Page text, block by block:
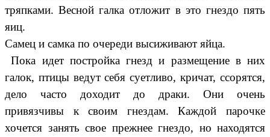
тряпками. Весной галка отложит в это гнездо пять
яиц.
Самец и самка по очереди высиживают яйца.
Пока идет постройка гнезд и размещение в них
галок, птицы ведут себя суетливо, кричат, ссорятся,
дело часто доходит до драки. Они очень
привязчивы к своим гнездам. Каждой парочке
хочется занять свое прежнее гнездо, но находятся